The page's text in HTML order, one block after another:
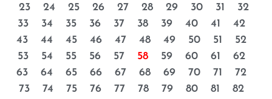
23
24 25 26 27 28 29 30 31
32
33
34 35 36 37 38 39 40 41
42
43
44 45 46 47 48 49 50 51
52
53
54 55 56 57 58 59 60 61
62
63
64 65 66 67 68 69 70 71
72
73
74 75 76 77 78 79 80 81
82